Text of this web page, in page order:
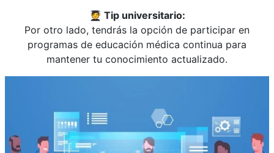
🧑‍🎓 Tip universitario:
Por otro lado, tendrás la opción de participar en
programas de educación médica continua para
mantener tu conocimiento actualizado.